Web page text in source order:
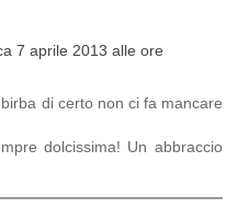
7 aprile 2013 alle ore
di certo non ci fa mancare
dolcissima! Un abbraccio